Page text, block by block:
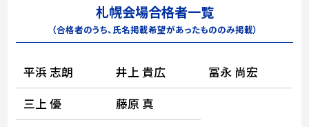
札幌会場合格者一覧
（合格者のうち、氏名掲載希望があったもののみ掲載）
平浜 志朗 井上 貴広
冨永 尚宏
三上 優
藤原 真